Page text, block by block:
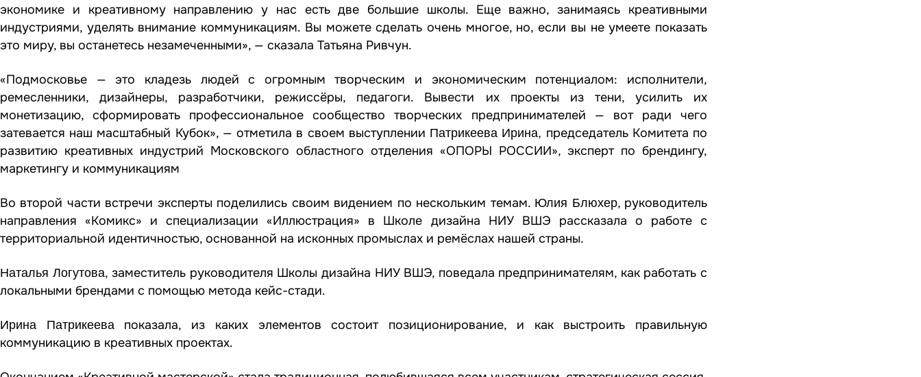
экономике и креативному направлению у нас есть две большие школы. Еще важно, занимаясь креативными
индустриями, уделять внимание коммуникациям. Вы можете сделать очень многое, но, если вы не умеете показать
это миру, вы останетесь незамеченными», — сказала Татьяна Ривчун.
«Подмосковье — это кладезь людей с огромным творческим и экономическим потенциалом: исполнители,
ремесленники, дизайнеры, разработчики, режиссёры, педагоги. Вывести их проекты из тени, усилить их
монетизацию, сформировать профессиональное сообщество творческих предпринимателей — вот ради чего
затевается наш масштабный Кубок», — отметила в своем выступлении Патрикеева Ирина, председатель Комитета по
развитию креативных индустрий Московского областного отделения «ОПОРЫ РОССИИ», эксперт по брендингу,
маркетингу и коммуникациям
Во второй части встречи эксперты поделились своим видением по нескольким темам. Юлия Блюхер, руководитель
направления «Комикс» и специализации «Иллюстрация» в Школе дизайна НИУ ВШЭ рассказала о работе с
территориальной идентичностью, основанной на исконных промыслах и ремёслах нашей страны.
Наталья Логутова,заместитель руководителя Школы дизайна НИУ ВШЭ, поведала предпринимателям, как работать с
локальными брендами с помощью метода кейс-стади.
Ирина Патрикеевапоказала, из каких элементов состоит позиционирование, и как выстроить правильную
коммуникацию в креативных проектах.